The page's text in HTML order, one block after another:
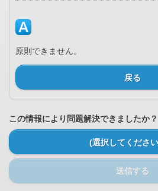
原則できません。
戻る
この情報により問題解決できましたか？
(選択してくださ
送信する